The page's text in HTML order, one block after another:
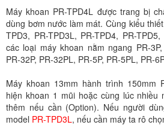
Máy khoan PR-TPD4L được trang bị
dùng bơm nước làm mát. Cùng kiểu
TPD3, PR-TPD3L, PR-TPD4, PR-
các loại máy khoan nằm ngang PR-
PR-32P, PR-32PL, PR-5P, PR-5PL, PR-
Máy khoan 13mm hành trình 150mm
hiện khoan 1 mũi hoặc cùng lúc nhiều
thêm nếu cần (Option). Nếu người
model PR-TPD3L, nếu cần máy ta rô